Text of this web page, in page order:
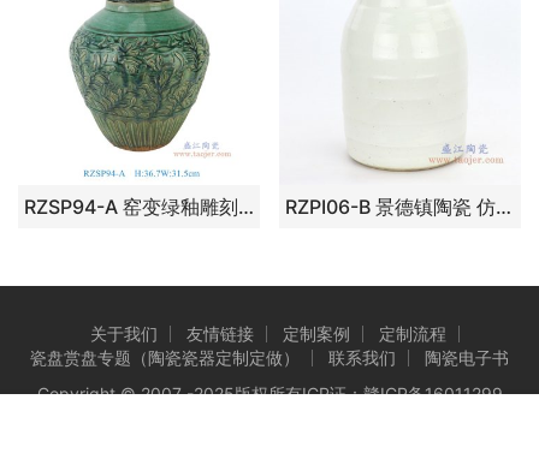
RZSP94-A 窑变绿釉雕刻缠枝鹿纹盖罐 RZPI06-B 景德镇陶瓷 仿古做旧高温小号茶叶罐
关于我们 友情链接 定制案例
定制流程
瓷盘赏盘专题（陶瓷瓷器定制定做）
联系我们
陶瓷电子书
Copyright © 2007 -2025版权所有ICP证：赣ICP备16011299